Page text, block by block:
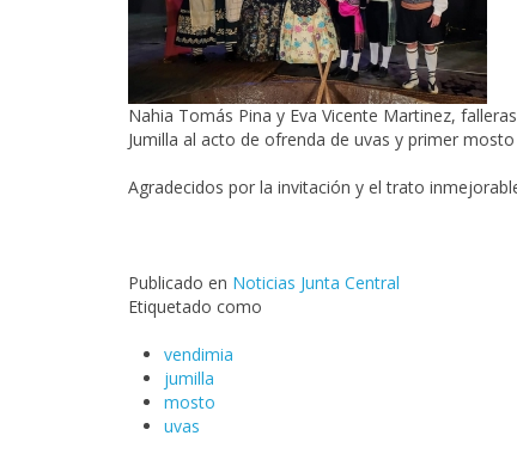
Nahia Tomás Pina y Eva Vicente Martinez,
Jumilla al acto de ofrenda de uvas y primer
Agradecidos por la invitación y el trato
Publicado en Noticias Junta Central
Etiquetado como
vendimia
jumilla
mosto
uvas